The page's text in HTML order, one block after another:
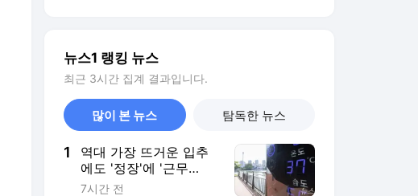
뉴스1 랭킹 뉴스
최근 3시간 집계 결과입니다.
많이 본 뉴스 탐독한 뉴스
1
역대 가장 뜨거운 입추
에도 '정장'에 '근무
복'…"반바지? 꿈도 못
7시간 전